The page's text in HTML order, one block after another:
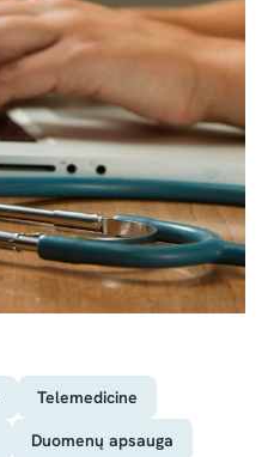
Telemedicine
Duomenų apsauga